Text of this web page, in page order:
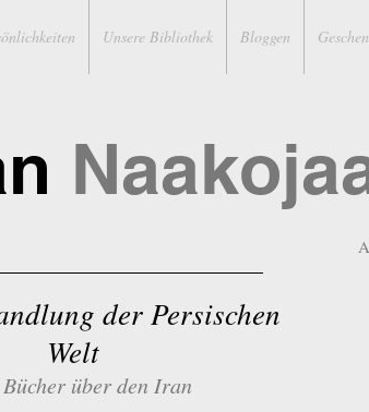
Unsere Bibliothek Bloggen
der Persischen
Welt
Bücher über den Iran